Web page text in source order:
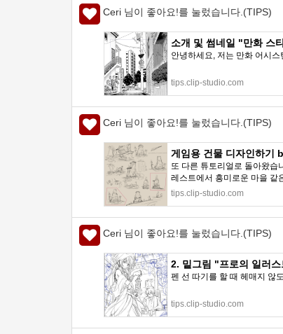
Ceri 님이 좋아요!를 눌렀습니다.(TIPS)
소개 및 썸네일 "만화 스
안녕하세요, 저는 만화 어시
tips.clip-studio.com
Ceri 님이 좋아요!를 눌렀습니다.(TIPS)
게임용 건물 디자인하기
또 다른 튜토리얼로 돌아왔습
레스트에서 흥미로운 마을 같
tips.clip-studio.com
Ceri 님이 좋아요!를 눌렀습니다.(TIPS)
2. 밑그림 "프로의 일러
펜 선 따기를 할 때 헤매지 않
tips.clip-studio.com